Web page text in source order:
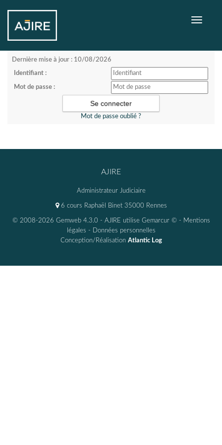
Toggle
Dernière mise à jour : 10/08/2026
Identifiant :
Mot de passe :
Mot de passe oublié ?
AJIRE
Administrateur Judiciaire
6 cours Raphaël Binet 35000 Rennes
© 2008-2026 Gemweb 4.3.0 - AJIRE utilise Gemarcur © - Mentions
légales - Données personnelles
Conception/Réalisation Atlantic Log